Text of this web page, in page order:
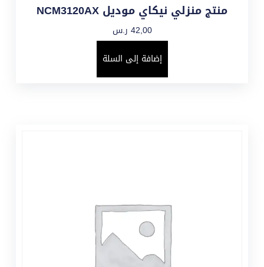
منتج منزلي نيكاي موديل NCM3120AX
42,00 ر.س
إضافة إلى السلة